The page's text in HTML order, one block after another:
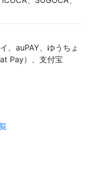
、auPAY、ゆうちょ
Pay）、支付宝